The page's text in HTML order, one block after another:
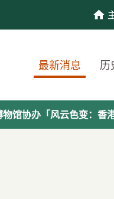
最新消息 历
馆协办「风云色变：香